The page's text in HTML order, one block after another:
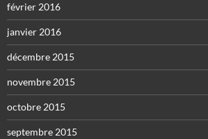
février 2016
janvier 2016
décembre 2015
novembre 2015
octobre 2015
septembre 2015